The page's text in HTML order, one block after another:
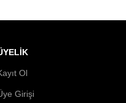
Ol
Girişi